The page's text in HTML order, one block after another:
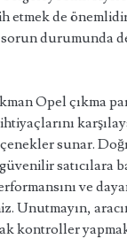
etmek de
durumunda
Opel çıkma
sunar.
satıcılara
ve
Unutmayın,
kontroller